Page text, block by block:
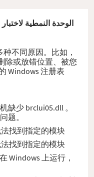
不同原因。比如，
除或放错位置、被您
Windows 注册表
缺少 brclui05.dll 。
题。
找到指定的模块
找到指定的模块
Windows 上运行，